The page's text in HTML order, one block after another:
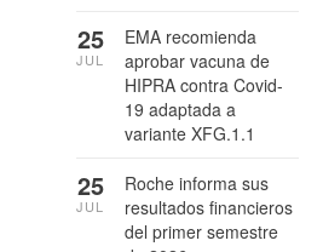
EMA recomienda
aprobar vacuna de
HIPRA contra Covid-
19 adaptada a
variante XFG.1.1
25
JUL
Roche informa sus
resultados financieros
del primer semestre
25
JUL